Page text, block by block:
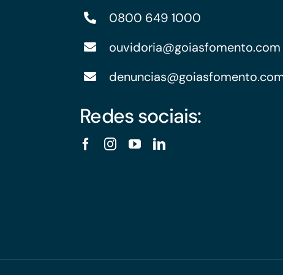
0800 649 1000
ouvidoria@goiasfomento.com
Redes sociais: